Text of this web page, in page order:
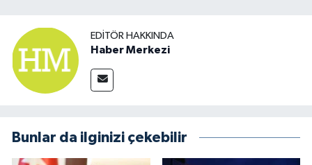
EDITÖR HAKKINDA
Haber Merkezi
Bunlar da ilginizi çekebilir